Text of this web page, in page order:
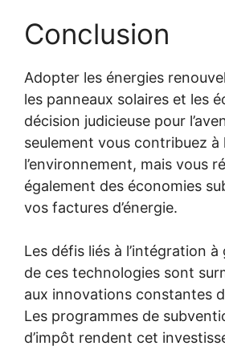
Conclusion
Adopter les énergies
les panneaux solaires et les
décision judicieuse pour
seulement vous contribuez
l’environnement, mais vous
également des économies
vos factures d’énergie.
Les défis liés à l’intégration
de ces technologies sont
aux innovations constantes
Les programmes de
d’impôt rendent cet